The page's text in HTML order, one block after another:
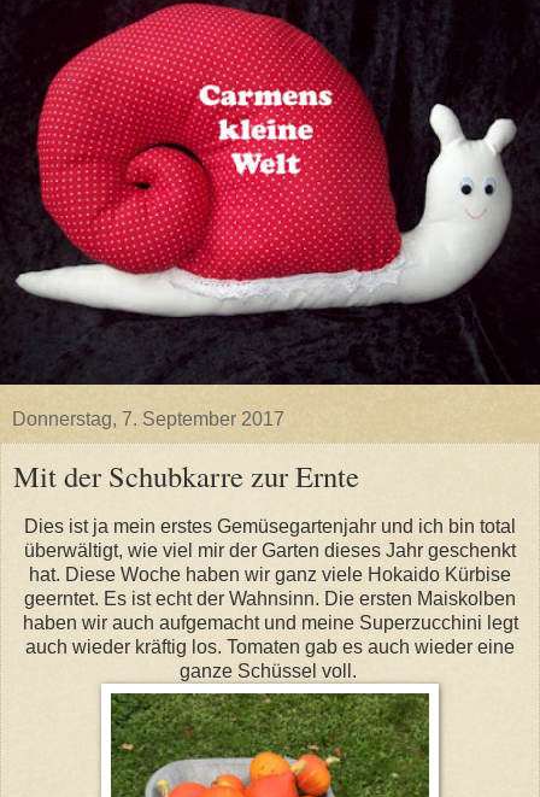
Donnerstag, 7. September 2017
Mit der Schubkarre zur Ernte
Dies ist ja mein erstes Gemüsegartenjahr und ich bin total
überwältigt, wie viel mir der Garten dieses Jahr geschenkt
hat. Diese Woche haben wir ganz viele Hokaido Kürbise
geerntet. Es ist echt der Wahnsinn. Die ersten Maiskolben
haben wir auch aufgemacht und meine Superzucchini legt
auch wieder kräftig los. Tomaten gab es auch wieder eine
ganze Schüssel voll.